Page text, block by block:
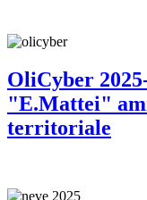
OliCyber
"E.Mattei"
territoriale